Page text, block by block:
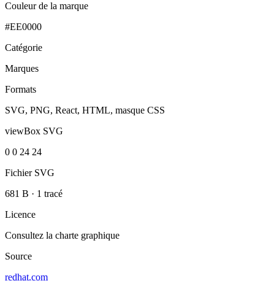
Couleur de la marque
#EE0000
Catégorie
Marques
Formats
SVG, PNG, React, HTML, masque CSS
viewBox SVG
0 0 24 24
Fichier SVG
681 B · 1 tracé
Licence
Consultez la charte graphique
Source
redhat.com